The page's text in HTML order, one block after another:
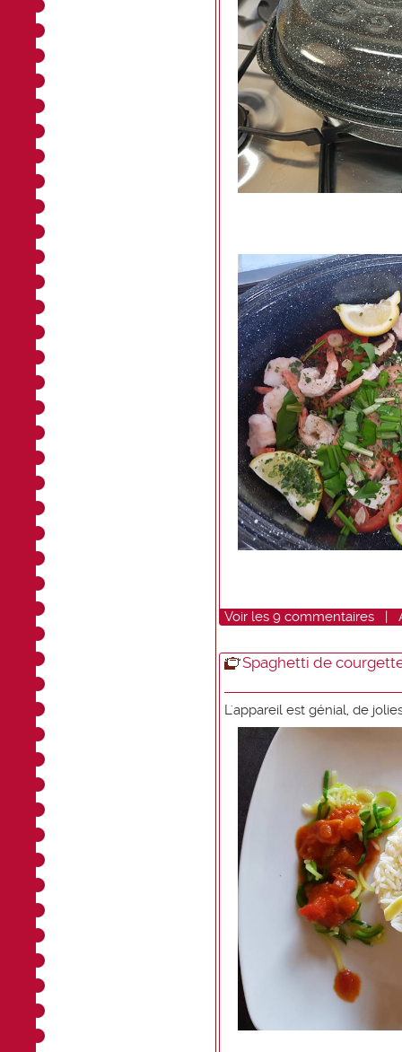
Voir les 9 commentaires |
Spaghetti de
L'appareil est génial, de